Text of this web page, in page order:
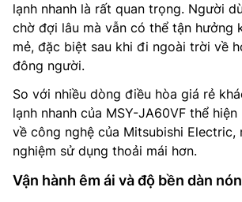
lạnh nhanh là rất quan trọng. Người
chờ đợi lâu mà vẫn có thể tận hưởng
mẻ, đặc biệt sau khi đi ngoài trời về
đông người.
So với nhiều dòng điều hòa giá rẻ
lạnh nhanh của MSY-JA60VF thể
về công nghệ của Mitsubishi Electric,
nghiệm sử dụng thoải mái hơn.
Vận hành êm ái và độ bền dàn